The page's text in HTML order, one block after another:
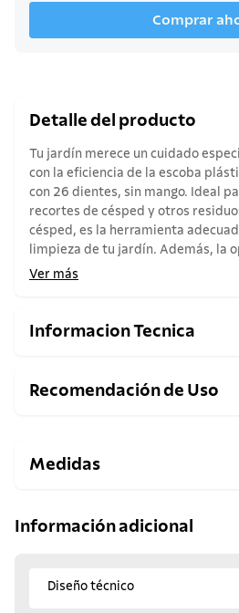
Comprar
Detalle del producto
Tu jardín merece un cuidado
con la eficiencia de la escoba
con 26 dientes, sin mango. Ideal
recortes de césped y otros
césped, es la herramienta
limpieza de tu jardín. Además, la
Ver más
Informacion Tecnica
Recomendación de Uso
Medidas
Información adicional
Diseño técnico